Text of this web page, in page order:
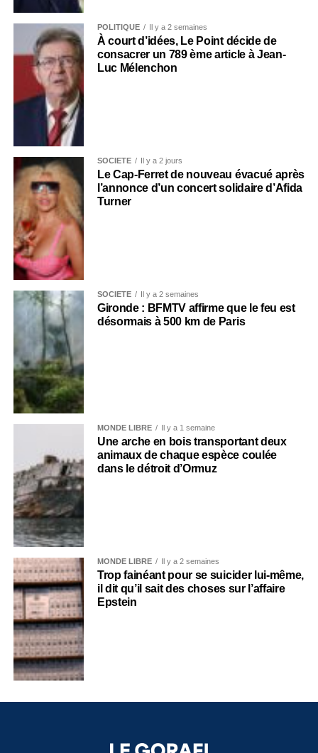
POLITIQUE Il y a 2 semaines
À court d’idées, Le Point décide de
consacrer un 789 ème article à Jean-
Luc Mélenchon
SOCIÉTÉ Il y a 2 jours
Le Cap-Ferret de nouveau évacué après
l’annonce d’un concert solidaire d’Afida
Turner
SOCIÉTÉ Il y a 2 semaines
Gironde : BFMTV affirme que le feu est
désormais à 500 km de Paris
MONDE LIBRE Il y a 1 semaine
Une arche en bois transportant deux
animaux de chaque espèce coulée
dans le détroit d’Ormuz
MONDE LIBRE Il y a 2 semaines
Trop fainéant pour se suicider lui-même,
il dit qu’il sait des choses sur l’affaire
Epstein